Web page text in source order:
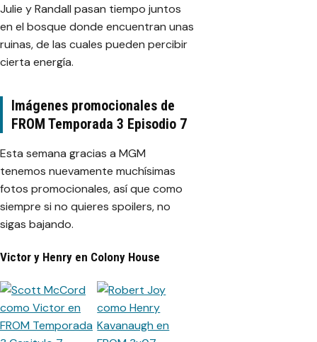
Julie y Randall pasan tiempo juntos
en el bosque donde encuentran unas
ruinas, de las cuales pueden percibir
cierta energía.
Imágenes promocionales de
FROM Temporada 3 Episodio 7
Esta semana gracias a MGM
tenemos nuevamente muchísimas
fotos promocionales, así que como
siempre si no quieres spoilers, no
sigas bajando.
Victor y Henry en Colony House